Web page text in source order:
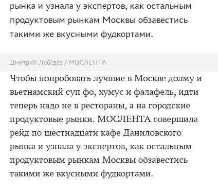
рынка и узнала у экспертов, как остальным
продуктовым рынкам Москвы обзавестись
такими же вкусными фудкортами.
Дмитрий Лебедев / МОСЛЕНТА
Чтобы попробовать лучшие в Москве долму и
вьетнамский суп фо, хумус и фалафель, идти
теперь надо не в рестораны, а на городские
продуктовые рынки. МОСЛЕНТА совершила
рейд по шестнадцати кафе Даниловского
рынка и узнала у экспертов, как остальным
продуктовым рынкам Москвы обзавестись
такими же вкусными фудкортами.